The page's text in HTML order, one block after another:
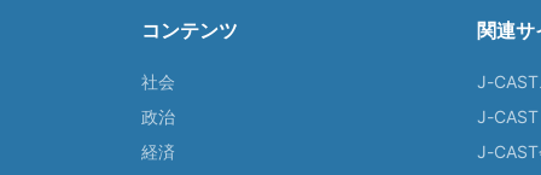
コンテンツ
社会
政治
経済
関連サ
J-CAST
J-CAST
J-